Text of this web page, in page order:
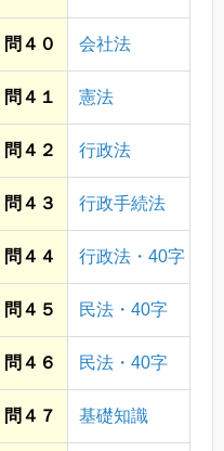
問４０ 会社法
問４１ 憲法
問４２ 行政法
問４３ 行政手続法
問４４ 行政法・40字
問４５ 民法・40字
問４６ 民法・40字
問４７ 基礎知識